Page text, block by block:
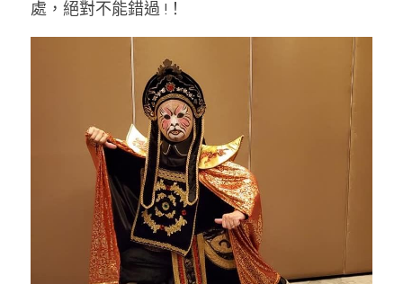
處，絕對不能錯過 !！